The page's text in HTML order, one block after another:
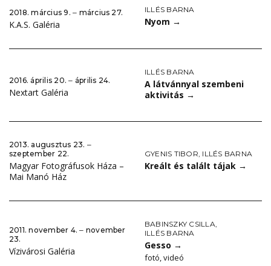
2018. március 9. ‒ március 27.
K.A.S. Galéria
ILLÉS BARNA
Nyom →
2016. április 20. ‒ április 24.
Nextart Galéria
ILLÉS BARNA
A látvánnyal szembeni
aktivitás →
2013. augusztus 23. ‒
szeptember 22.
Magyar Fotográfusok Háza –
Mai Manó Ház
GYENIS TIBOR ILLÉS BARNA
Kreált és talált tájak →
2011. november 4. ‒ november
23.
Vízivárosi Galéria
BABINSZKY CSILLA,
ILLÉS BARNA
Gesso →
fotó, videó